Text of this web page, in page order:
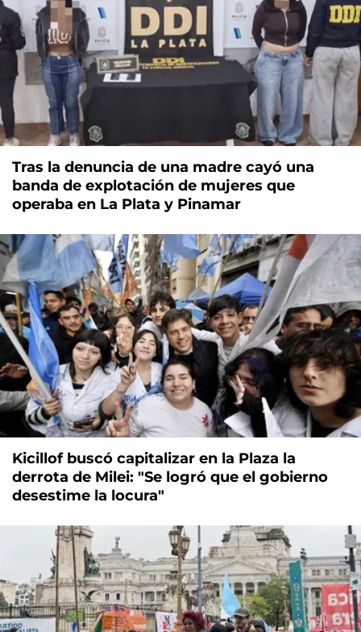
Tras la denuncia de una madre cayó una
banda de explotación de mujeres que
operaba en La Plata y Pinamar
Kicillof buscó capitalizar en la Plaza la
derrota de Milei: "Se logró que el gobierno
desestime la locura"